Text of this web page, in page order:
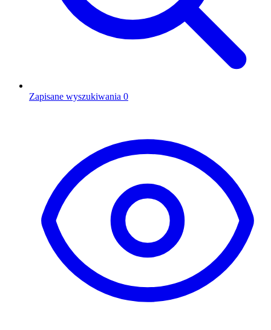
Zapisane wyszukiwania 0